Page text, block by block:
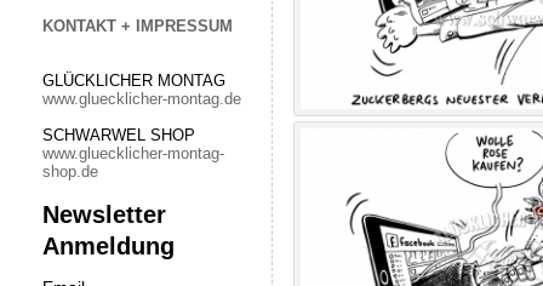
KONTAKT + IMPRESSUM
GLÜCKLICHER MONTAG
www.gluecklicher-montag.de
SCHWARWEL SHOP
www.gluecklicher-montag-
shop.de
Newsletter
Anmeldung